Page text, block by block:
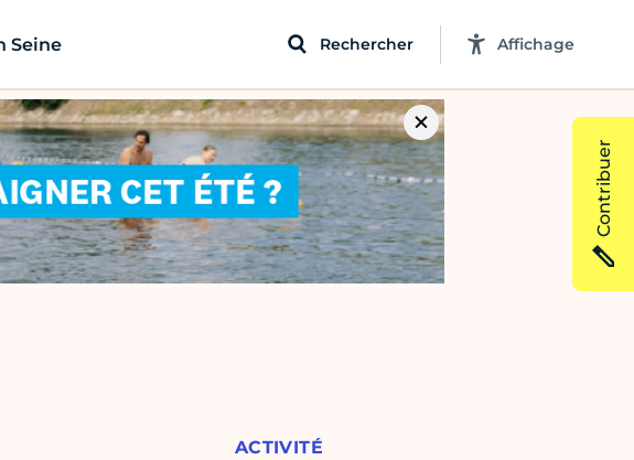
Seine Rechercher Affichage
ACTIVITÉ
Contribuer